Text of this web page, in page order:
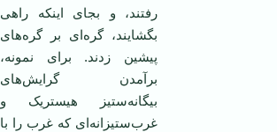
رفتند، و بجای اینکه راهی
بگشایند، گره‌ای بر گره‌های
پیشین زدند. برای نمونه،
برآمدن گرایش‌های
بیگانه‌ستیز هیستریک و
غرب‌ستیزانه‌ای که غرب را با